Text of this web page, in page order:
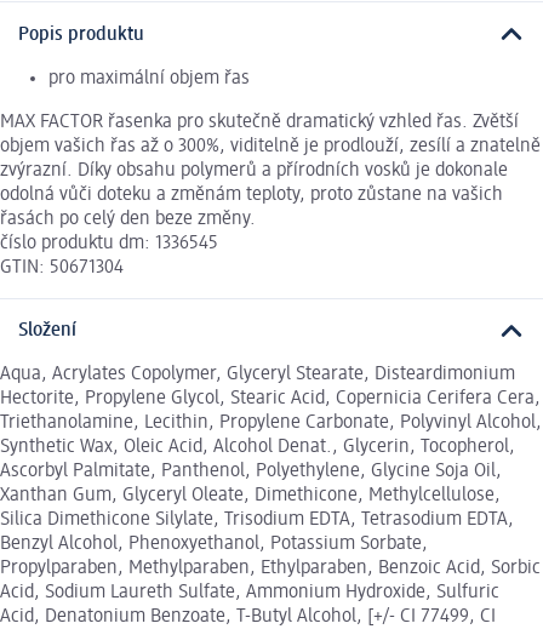
Popis produktu
pro maximální objem řas
MAX FACTOR řasenka pro skutečně dramatický vzhled řas. Zvětší
objem vašich řas až o 300%, viditelně je prodlouží, zesílí a znatelně
zvýrazní. Díky obsahu polymerů a přírodních vosků je dokonale
odolná vůči doteku a změnám teploty, proto zůstane na vašich
řasách po celý den beze změny.
číslo produktu dm: 1336545
GTIN: 50671304
Složení
Aqua, Acrylates Copolymer, Glyceryl Stearate, Disteardimonium
Hectorite, Propylene Glycol, Stearic Acid, Copernicia Cerifera Cera,
Triethanolamine, Lecithin, Propylene Carbonate, Polyvinyl Alcohol,
Synthetic Wax, Oleic Acid, Alcohol Denat., Glycerin, Tocopherol,
Ascorbyl Palmitate, Panthenol, Polyethylene, Glycine Soja Oil,
Xanthan Gum, Glyceryl Oleate, Dimethicone, Methylcellulose,
Silica Dimethicone Silylate, Trisodium EDTA, Tetrasodium EDTA,
Benzyl Alcohol, Phenoxyethanol, Potassium Sorbate,
Propylparaben, Methylparaben, Ethylparaben, Benzoic Acid, Sorbic
Acid, Sodium Laureth Sulfate, Ammonium Hydroxide, Sulfuric
Acid, Denatonium Benzoate, T-Butyl Alcohol, [+/- CI 77499, CI